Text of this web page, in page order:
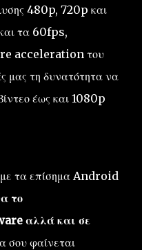
480p, 720p και
τα 60fps,
acceleration του
μας τη δυνατότητα να
έως και 1080p
τα επίσημα Android
το
αλλά και σε
σου φαίνεται